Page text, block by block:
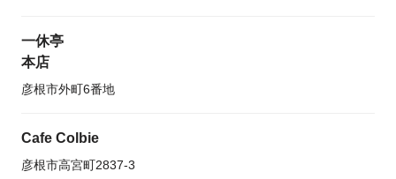
一休亭
本店
彦根市外町6番地
Cafe Colbie
彦根市高宮町2837-3